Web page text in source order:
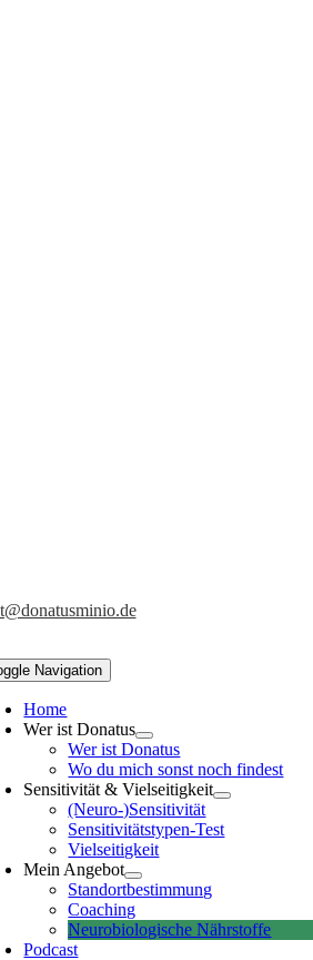
Navigation
Home
Wer ist Donatus
Wer ist Donatus
Wo du mich sonst noch findest
Sensitivität & Vielseitigkeit
(Neuro-)Sensitivität
Sensitivitätstypen-Test
Vielseitigkeit
Mein Angebot
Standortbestimmung
Coaching
Neurobiologische Nährstoffe
Podcast